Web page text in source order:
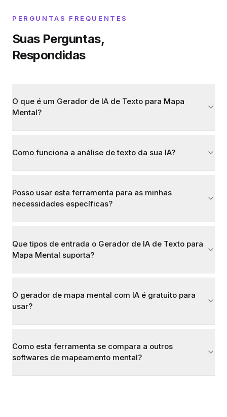
PERGUNTAS FREQUENTES
Suas Perguntas,
Respondidas
O que é um Gerador de IA de Texto para Mapa
Mental?
Como funciona a análise de texto da sua IA?
Posso usar esta ferramenta para as minhas
necessidades específicas?
Que tipos de entrada o Gerador de IA de Texto para
Mapa Mental suporta?
O gerador de mapa mental com IA é gratuito para
usar?
Como esta ferramenta se compara a outros
softwares de mapeamento mental?